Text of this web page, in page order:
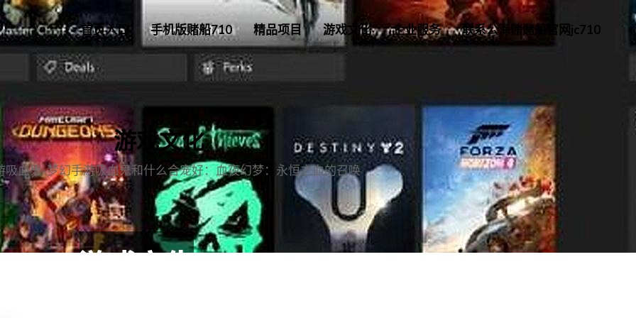
首页入口 手机版赌船710 精品项目 游戏文化 企业服务 联系公海赌赌船官网jc710
游戏文化
吸血鬼-梦幻手游吸血鬼和什么合宠好：血夜幻梦：永恒之血的召唤